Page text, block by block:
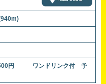
円 ワンドリンク付 予